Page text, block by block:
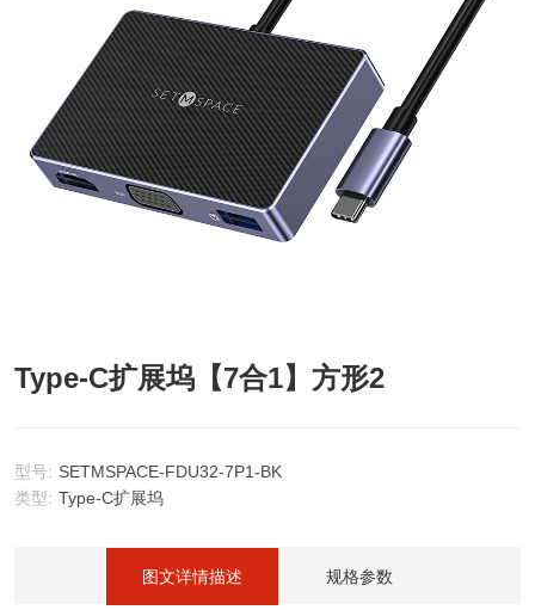
Type-C扩展坞【7合1】方形2
型号: SETMSPACE-FDU32-7P1-BK
类型: Type-C扩展坞
图文详情描述 规格参数